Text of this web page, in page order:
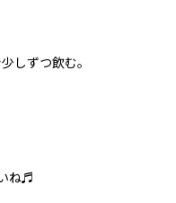
しずつ飲む。
ね♬